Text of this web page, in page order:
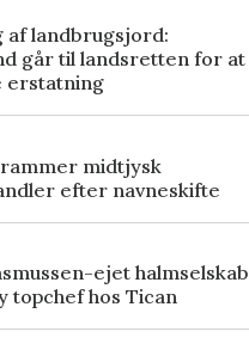
af landbrugsjord:
går til landsretten for at
erstatning
midtjysk
efter navneskifte
ejet halmselskab
topchef hos Tican